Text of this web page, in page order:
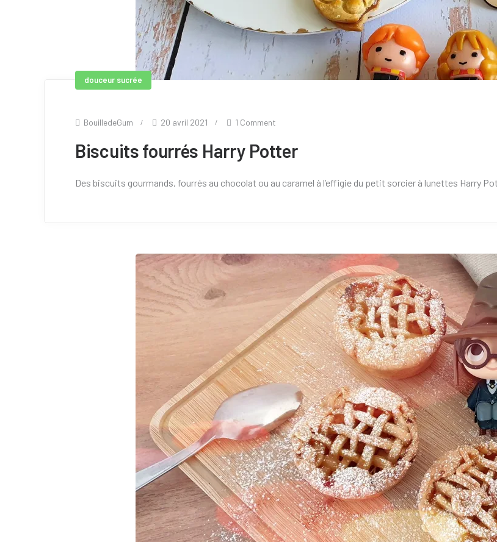
douceur sucrée
BouilledeGum 20 avril 2021 1 Comment
Biscuits fourrés Harry Potter
Des biscuits gourmands, fourrés au chocolat ou au caramel à l’effigie du petit sorcier à lunettes Harry